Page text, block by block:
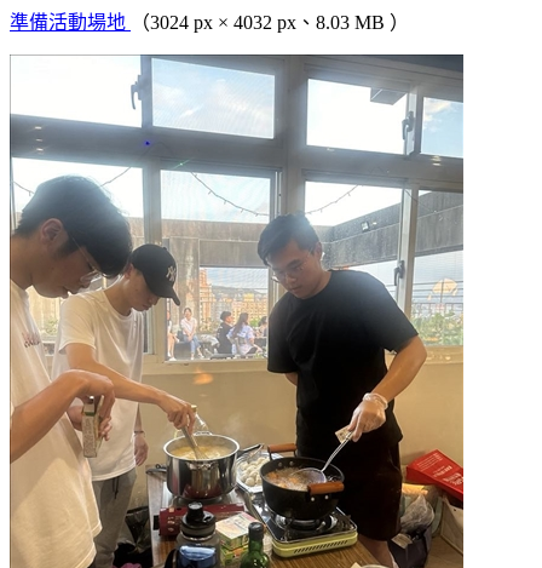
準備活動場地 （3024 px × 4032 px、8.03 MB ）